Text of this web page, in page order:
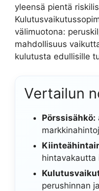
yleensä pientä
välimuotona:
mahdollisuus
kulutusta edullisille
Vertailun
Pörssisähkö:
hintavakautta
perushinnan